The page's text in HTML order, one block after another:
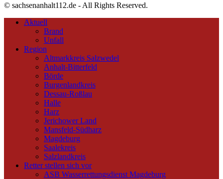
© sachsenanhalt112.de - All Rights Reserved.
Aktuell
Brand
Unfall
Region
Altmarkkreis Salzwedel
Anhalt-Bitterfeld
Börde
Burgenlandkreis
Dessau-Roßlau
Halle
Harz
Jerichower Land
Mansfeld-Südharz
Magdeburg
Saalekreis
Salzlandkreis
Retter stellen sich vor
ASB Wasserrettungsdienst Magdeburg